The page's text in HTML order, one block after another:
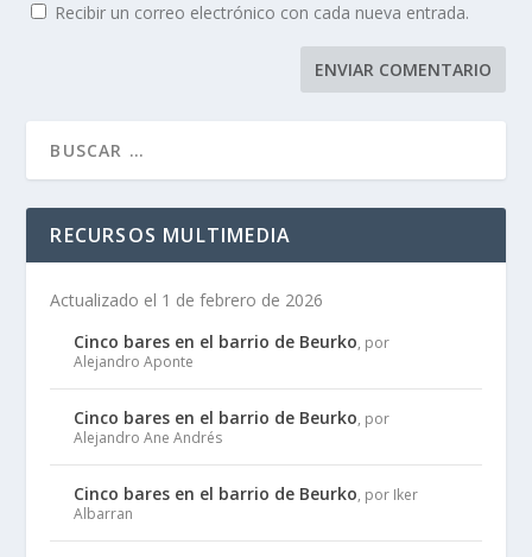
Recibir un correo electrónico con cada nueva entrada.
RECURSOS MULTIMEDIA
Actualizado el 1 de febrero de 2026
Cinco bares en el barrio de Beurko, por
Alejandro Aponte
Cinco bares en el barrio de Beurko, por
Alejandro Ane Andrés
Cinco bares en el barrio de Beurko, por Iker
Albarran